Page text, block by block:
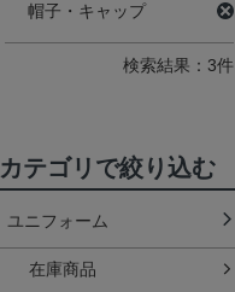
帽子・キャップ
検索結果：3件
カテゴリで絞り込む
ユニフォーム
在庫商品